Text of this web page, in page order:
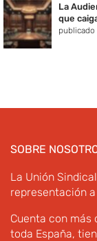
La
que
SOBRE
La Unión
representación
Cuenta con más
toda España,